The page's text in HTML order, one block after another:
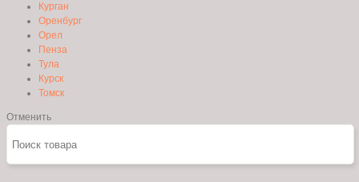
Курган
Оренбург
Орел
Пенза
Тула
Курск
Томск
Отменить